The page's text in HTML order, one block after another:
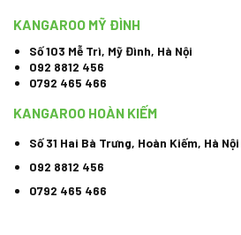
KANGAROO MỸ ĐÌNH
Số 103 Mễ Trì, Mỹ Đình, Hà Nội
092 8812 456
0792 465 466
KANGAROO HOÀN KIẾM
Số 31 Hai Bà Trưng, Hoàn Kiếm, Hà Nội
092 8812 456
0792 465 466